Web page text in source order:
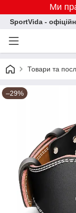
Ми
SportVida -
Товари та
–29%